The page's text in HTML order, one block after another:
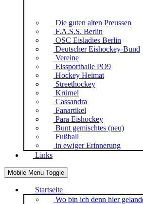
Die guten alten Preussen
F.A.S.S. Berlin
OSC Eisladies Berlin
Deutscher Eishockey-Bund
Vereine
Eissporthalle PO9
Hockey Heimat
Streethockey
Krümel
Cassandra
Fanartikel
Para Eishockey
Bunt gemischtes (neu)
Fußball
in ewiger Erinnerung
Links
Mobile Menu Toggle
Startseite
Wo bin ich denn hier